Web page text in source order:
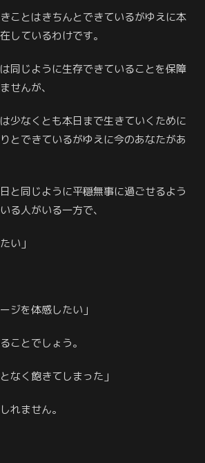
ことはきちんとできているがゆえに本
しているわけです。
同じように生存できていることを保障
せんが、
少なくとも本日まで生きていくために
とできているがゆえに今のあなたがあ
と同じように平穏無事に過ごせるよう
る人がいる一方で、
い」
ジを体感したい」
ことでしょう。
なく飽きてしまった」
れません。